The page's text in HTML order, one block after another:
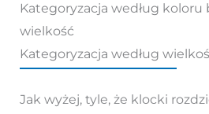
Kategoryzacja według koloru
wielkość
Kategoryzacja według
Jak wyżej, tyle, że klocki